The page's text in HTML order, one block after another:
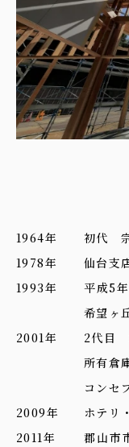
1964年
初代
1978年
仙台支
1993年
平成5
希望ヶ
2001年
2代目
所有倉
コンセ
2009年
ホテリ
2011年
郡山市